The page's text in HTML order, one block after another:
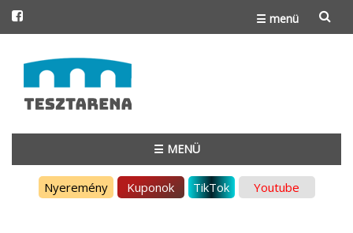
☰ menü
to
content
☰ MENÜ
Nyeremény Kuponok TikTok Youtube